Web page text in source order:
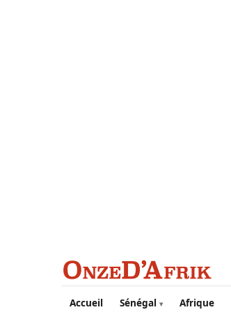
Aller au contenu principal
Accueil Sénégal Afrique